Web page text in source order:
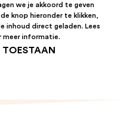
we je akkoord te geven
knop hieronder te klikken,
inhoud direct geladen. Lees
meer informatie.
TOESTAAN